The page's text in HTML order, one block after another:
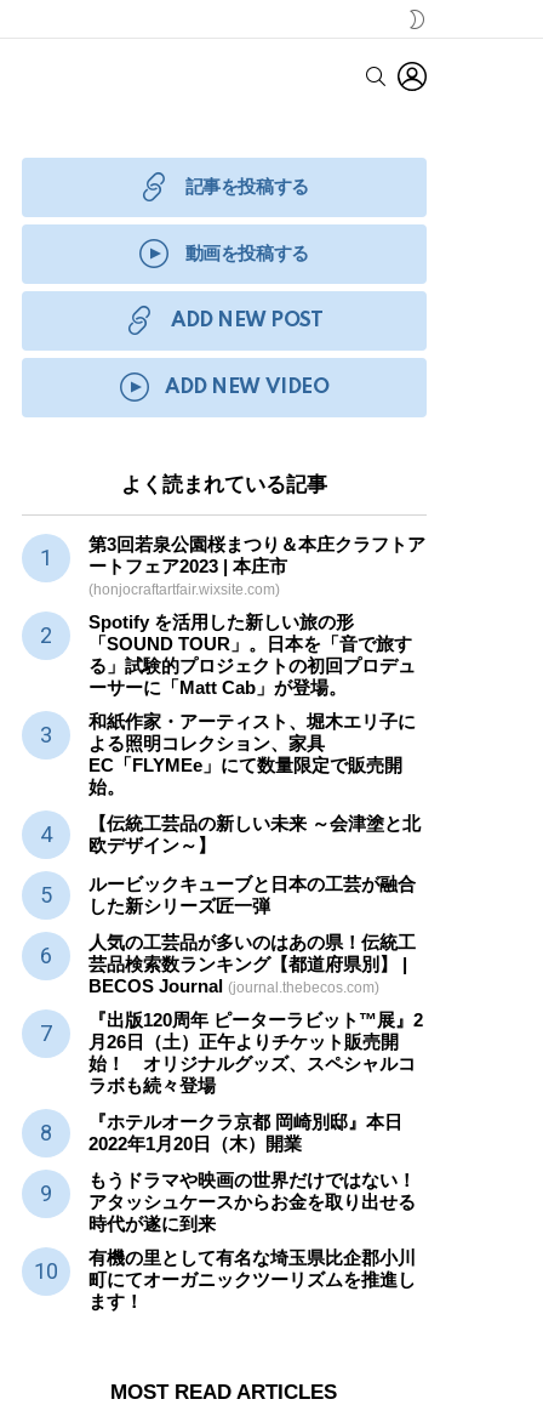
SKIN
SEARCH
記事を投稿する
動画を投稿する
ADD NEW POST
ADD NEW VIDEO
よく読まれている記事
第3回若泉公園桜まつり＆本庄クラフトア
ートフェア2023 | 本庄市
(honjocraftartfair.wixsite.com)
Spotify を活用した新しい旅の形
「SOUND TOUR」。日本を「音で旅す
る」試験的プロジェクトの初回プロデュ
ーサーに「Matt Cab」が登場。
和紙作家・アーティスト、堀木エリ子に
よる照明コレクション、家具
EC「FLYMEe」にて数量限定で販売開
始。
【伝統工芸品の新しい未来 ～会津塗と北
欧デザイン～】
ルービックキューブと日本の工芸が融合
した新シリーズ匠一弾
人気の工芸品が多いのはあの県！伝統工
芸品検索数ランキング【都道府県別】 |
BECOS Journal (journal.thebecos.com)
『出版120周年 ピーターラビット™展』2
月26日（土）正午よりチケット販売開
始！ オリジナルグッズ、スペシャルコ
ラボも続々登場
『ホテルオークラ京都 岡崎別邸』本日
2022年1月20日（木）開業
もうドラマや映画の世界だけではない！
アタッシュケースからお金を取り出せる
時代が遂に到来
有機の里として有名な埼玉県比企郡小川
町にてオーガニックツーリズムを推進し
ます！
MOST READ ARTICLES